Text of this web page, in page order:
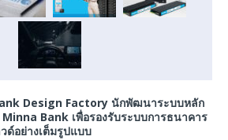
Design Factory นักพัฒนาระบบหลัก
Bank เพื่อรองรับระบบการธนาคาร
ด์อย่างเต็มรูปแบบ